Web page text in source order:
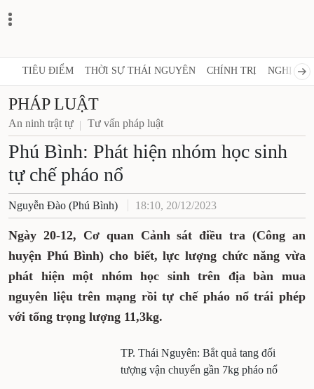
TIÊU ĐIỂM THỜI SỰ THÁI NGUYÊN CHÍNH TRỊ NGHỊ
PHÁP LUẬT
An ninh trật tự Tư vấn pháp luật
Phú Bình: Phát hiện nhóm học sinh
tự chế pháo nổ
Nguyễn Đào (Phú Bình) 18:10, 20/12/2023
Ngày 20-12, Cơ quan Cảnh sát điều tra (Công an
huyện Phú Bình) cho biết, lực lượng chức năng vừa
phát hiện một nhóm học sinh trên địa bàn mua
nguyên liệu trên mạng rồi tự chế pháo nổ trái phép
với tổng trọng lượng 11,3kg.
TP. Thái Nguyên: Bắt quả tang đối
tượng vận chuyển gần 7kg pháo nổ